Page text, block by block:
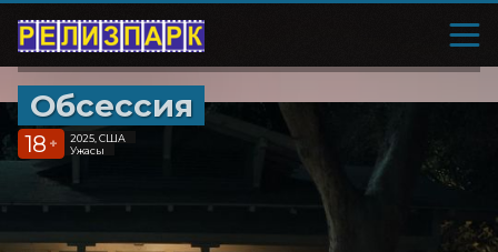
Обсессия
18 +
2025, США
Ужасы